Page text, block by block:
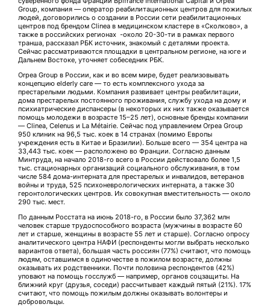
Group, компания — оператор реабилитационных центров для пожилых
людей, договорились о создании в России сети реабилитационных
центров под брендом Clinea в медицинском кластере в «Сколково», а
также в российских регионах -около 20-30-ти в рамках первого
транша, рассказал РБК источник, знакомый с деталями проекта.
Сейчас рассматриваются площадки в центральном регионе, на юге и
Дальнем Востоке, уточняет собеседник РБК.
Orpea Group в России, как и во всем мире, будет реализовывать
концепцию elderly care — то есть комплексного ухода за
престарелыми людьми. Компания развивает центры реабилитации,
дома престарелых постоянного проживания, службу ухода на дому и
психиатрические диспансеры (в некоторых их них также оказывается
помощь молодежи в возрасте 15–25 лет), основные бренды компании
— Clinea, Celenus и La Métairie. Сейчас под управлением Orpea Group
950 клиник на 96,5 тыс. коек в 14 странах (помимо Европы
учреждения есть в Китае и Бразилии). Больше всего — 354 центра на
33,443 тыс. коек — расположено во Франции. Согласно данным
Минтруда, на начало 2018-го всего в России действовало более 1,5
тыс. стационарных организаций социального обслуживания, в том
числе 584 дома-интерната для престарелых и инвалидов, ветеранов
войны и труда, 525 психоневрологических интерната, а также 30
геронтологических центров. Их совокупная вместительность — около
290 тыс. мест.
По данным Росстата на июнь 2018-го, в России было 37,362 млн
человек старше трудоспособного возраста (мужчины в возрасте 60
лет и старше, женщины в возрасте 55 лет и старше). Согласно опросу
аналитического центра НАФИ (респонденты могли выбрать несколько
вариантов ответа), большая часть россиян (77%) считают, что помощь
людям, оставшимся в одиночестве в пожилом возрасте, должны
оказывать их родственники. Почти половина респондентов (42%)
уповают на помощь госслужб — например, органов соцзащиты. На
ближний круг (друзья, соседи) рассчитывает каждый пятый (21%). 17%
считают, что помощь пожилым должны оказывать волонтеры и
добровольцы.